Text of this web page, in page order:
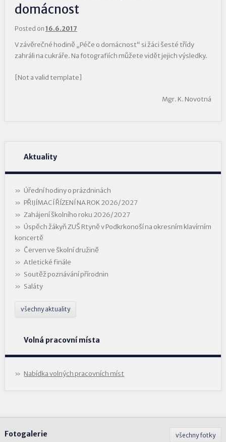
domácnost
Posted on 16.6.2017
V závěrečné hodině „Péče o domácnost“ si žáci šesté třídy
zahráli na cukráře. Na fotografiích můžete vidět jejich výsledky.
[Not a valid template]
Mgr. K. Novotná
Aktuality
Úřední hodiny o prázdninách
PŘIJÍMACÍ ŘÍZENÍ NA ROK 2026/2027
Zahájení školního roku 2026/2027
Úspěch žákyň ZUŠ Rtyně v Podkrkonoší na okresním klavírním
koncertě
Červen ve školní družině
Atletické finále
Soutěž poznávání přírodnin
Saláty
všechny aktuality
Volná pracovní místa
Nabídka volných pracovních míst
všechny fotky
Fotogalerie